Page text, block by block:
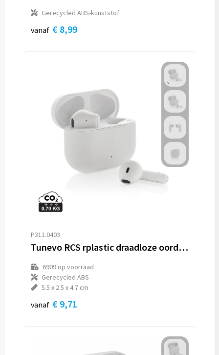
Gerecycled ABS-kunststof
vanaf € 8,99
P311.0403
Tunevo RCS rplastic draadloze oordopjes
6909op voorraad
Gerecycled ABS
5.5 x 2.5 x 4.7 cm
vanaf € 9,71